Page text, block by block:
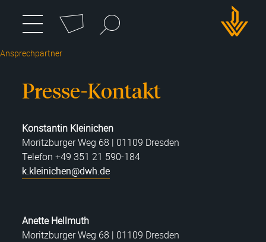
Ansprechpartner
Presse-Kontakt
Konstantin Kleinichen
Moritzburger Weg 68 | 01109 Dresden
Telefon +49 351 21 590-184
k.kleinichen@dwh.de
Anette Hellmuth
Moritzburger Weg 68 | 01109 Dresden
Menü
umschaltenzum
Suchbegriff